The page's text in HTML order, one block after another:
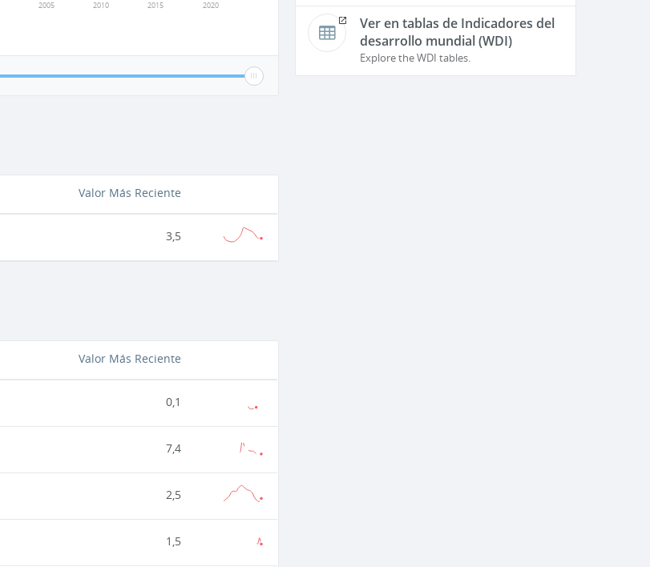
2005 2010 2015 2020
Ver en tablas de Indicadores del
desarrollo mundial (WDI)
Explore the WDI tables.
Valor Más Reciente
3,5
Valor Más Reciente
0,1
7,4
2,5
1,5